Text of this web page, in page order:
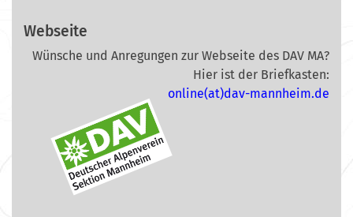
Webseite
Wünsche und Anregungen zur Webseite des DAV MA?
Hier ist der Briefkasten:
online(at)dav-mannheim.de